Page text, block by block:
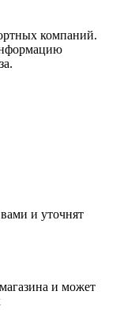
компаний.
и уточнят
и может